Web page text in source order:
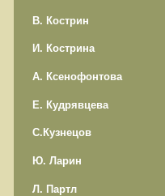
В. Кострин
И. Кострина
А. Ксенофонтова
Е. Кудрявцева
С.Кузнецов
Ю. Ларин
Л. Партл